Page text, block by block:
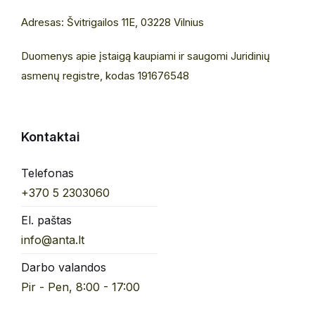
Adresas: Švitrigailos 11E, 03228 Vilnius
Duomenys apie įstaigą kaupiami ir saugomi Juridinių
asmenų registre, kodas 191676548
Kontaktai
Telefonas
+370 5 2303060
El. paštas
info@anta.lt
Darbo valandos
Pir - Pen, 8:00 - 17:00